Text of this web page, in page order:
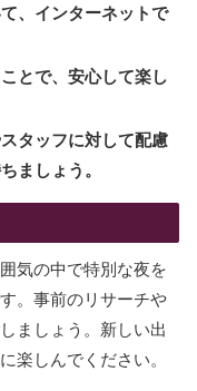
、インターネットで
とで、安心して楽し
タッフに対して配慮
ましょう。
気の中で特別な夜を
。事前のリサーチや
ましょう。新しい出
楽しんでください。